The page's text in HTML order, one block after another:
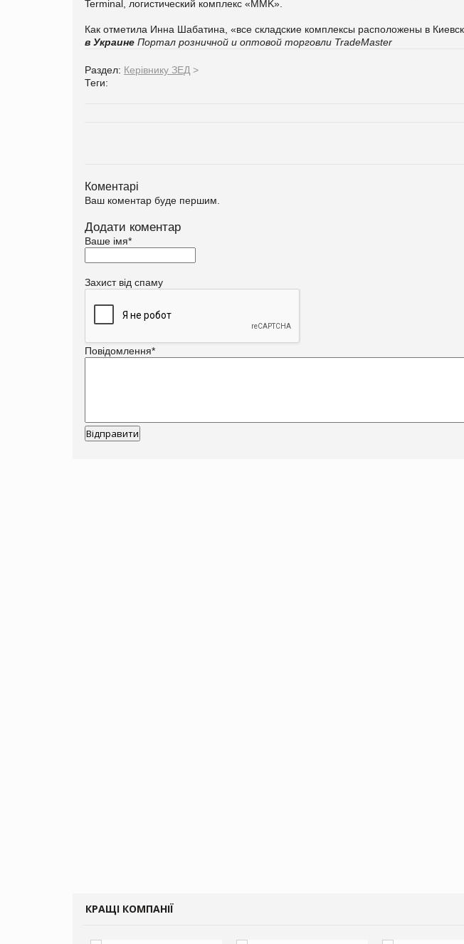
Terminal, логистический комплекс «MMK».
Как отметила Инна Шабатина, «все складские комплексы расположены в
в Украине Портал розничной и оптовой торговли TradeMaster
Раздел: Керівнику ЗЕД >
Теги:
Коментарі
Ваш коментар буде першим.
Додати коментар
Ваше імя*
Захист від спаму
Повідомлення*
КРАЩІ КОМПАНІЇ